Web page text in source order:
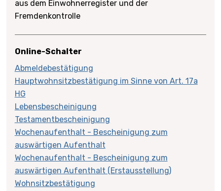
aus dem Einwohnerregister und der
Fremdenkontrolle
Online-Schalter
Abmeldebestätigung
Hauptwohnsitzbestätigung im Sinne von Art. 17a
HG
Lebensbescheinigung
Testamentbescheinigung
Wochenaufenthalt - Bescheinigung zum
auswärtigen Aufenthalt
Wochenaufenthalt - Bescheinigung zum
auswärtigen Aufenthalt (Erstausstellung)
Wohnsitzbestätigung